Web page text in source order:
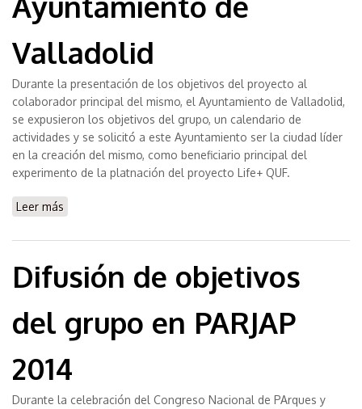
Valladolid
Durante la presentación de los objetivos del proyecto al
colaborador principal del mismo, el Ayuntamiento de Valladolid,
se expusieron los objetivos del grupo, un calendario de
actividades y se solicitó a este Ayuntamiento ser la ciudad líder
en la creación del mismo, como beneficiario principal del
experimento de la platnación del proyecto Life+ QUF.
Leer más
Difusión de objetivos
del grupo en PARJAP
2014
Durante la celebración del Congreso Nacional de PArques y